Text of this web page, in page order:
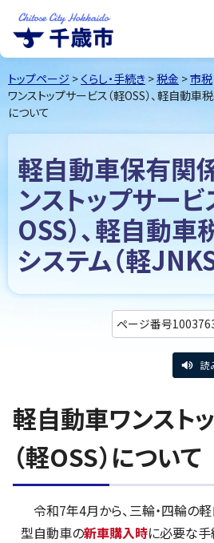
千歳市Chitose
City Hokkaido
トップページ > くらし・手続き >税金 >市税
ワンストップサービス（軽OSS）、軽自動車
について
軽自動車保有関
ンストップサービ
OSS）、軽自動
システム（軽
ページ番号
読
軽自動車ワンスト
（軽OSS）について
令和7年4月から、三輪・四輪の
型自動車の新車購入時に必要な手